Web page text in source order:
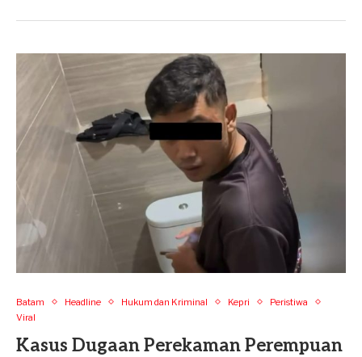
Batam Headline Hukum dan Kriminal Kepri
Peristiwa
Viral
Kasus Dugaan Perekaman Perempuan